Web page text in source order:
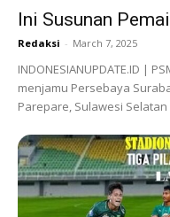
Ini Susunan
Redaksi - March 7, 2025
INDONESIANUPDATE.ID |
menjamu Persebaya
Parepare, Sulawesi